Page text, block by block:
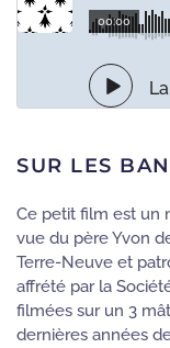
00:00
SUR LES
Ce petit film est un
vue du père Yvon
Terre-Neuve et
affrété par la
filmées sur un 3
dernières années